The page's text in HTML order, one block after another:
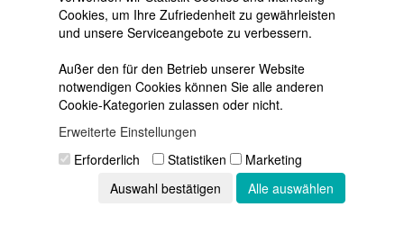
NEWSLETTER
besten Angebote
per E-Mail:
Newsletter
Abonnieren
Cookies, um Ihre Zufriedenheit zu gewährleisten
und unsere Serviceangebote zu verbessern.
Außer den für den Betrieb unserer Website
notwendigen Cookies können Sie alle anderen
Cookie-Kategorien zulassen oder nicht.
Erweiterte Einstellungen
Erforderlich
Statistiken
Marketing
Auswahl bestätigen
Alle auswählen